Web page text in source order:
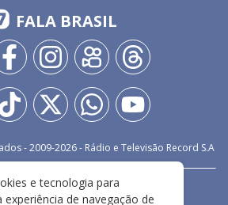
FALA BRASIL
- 2009-2026- Rádio e Televisão Record S.A
FALE CONOSCO
PRIVACIDADE
e tecnologia para
experiência de navegação de